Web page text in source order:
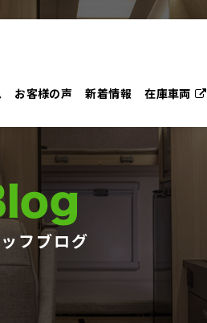
お客様の声 新着情報 在庫車両
フブログ